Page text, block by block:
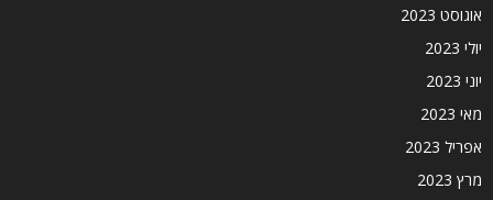
אוגוסט 2023
יולי 2023
יוני 2023
מאי 2023
אפריל 2023
מרץ 2023